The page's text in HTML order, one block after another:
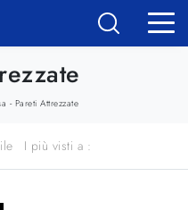
- Pareti Attrezzate
I più visti a :